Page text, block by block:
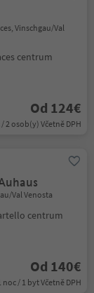
Vinschgau/Val
centrum
Od 124€
/ 2 osob(y) Včetně DPH
Val Venosta
centrum
Od 140€
noc / 1 byt Včetně DPH